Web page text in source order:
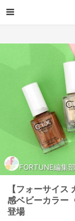
FORTUNE編集部
【フォーサイ
感ベビーカラー
登場